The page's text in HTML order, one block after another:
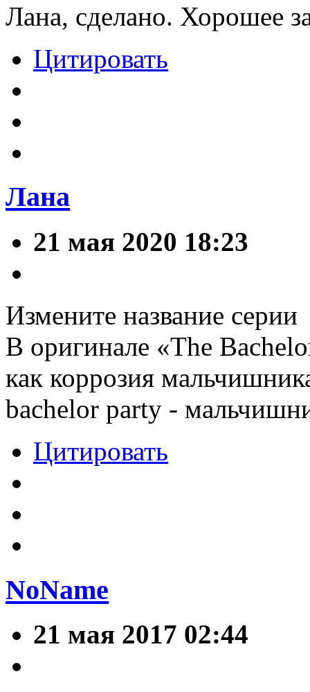
Лана, сделано. Хорошее
Цитировать
Лана
21 мая 2020 18:23
Измените название серии
В оригинале «The
как коррозия
bachelor party -
Цитировать
NoName
21 мая 2017 02:44